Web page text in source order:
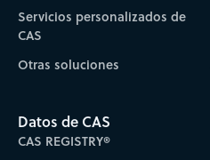
Servicios personalizados de
CAS
Otras soluciones
Datos de CAS
CAS REGISTRY®